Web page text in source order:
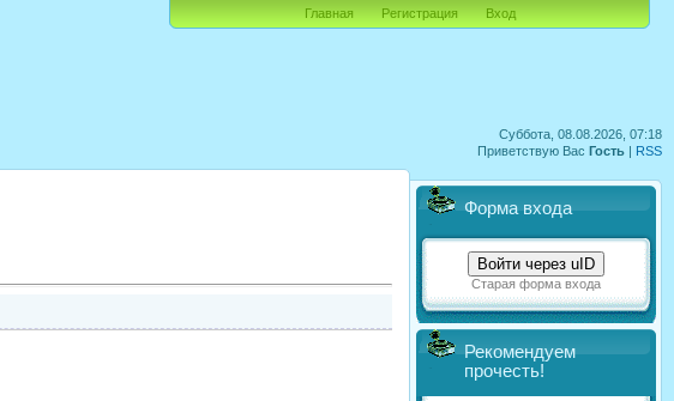
Суббота, 08.08.2026, 07:18
Приветствую Вас Гость | RSS
Главная Регистрация Вход
Форма входа
Войти через uID
Старая форма входа
Рекомендуем
прочесть!